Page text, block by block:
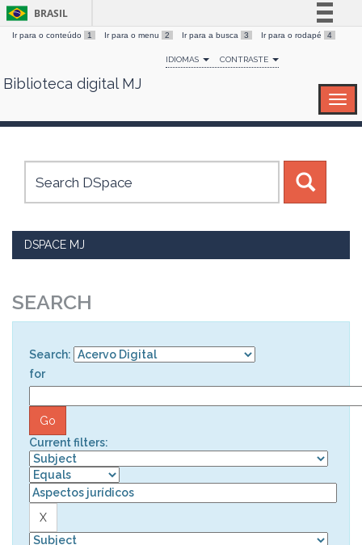
Skip
BRASIL
Simplifique!
Comunica BR
Canais
Ir para o conteúdo 1 Ir para o menu 2 Ir para a busca 3 Ir para o rodapé 4
IDIOMAS CONTRASTE
Biblioteca digital MJ
DSPACE MJ
SEARCH
Search:
for
Current filters: